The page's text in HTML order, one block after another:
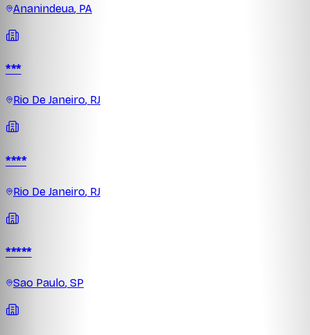
Ananindeua, PA
***
Rio De Janeiro, RJ
****
Rio De Janeiro, RJ
*****
Sao Paulo, SP